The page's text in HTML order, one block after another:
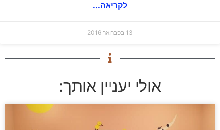
לקריאה...
13 בפברואר 2016
אולי יעניין אותך: